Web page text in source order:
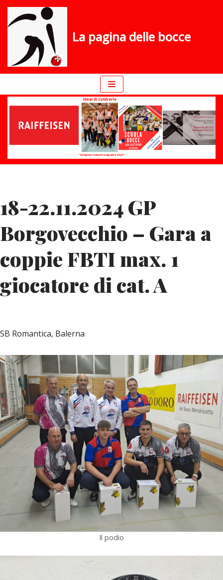
Vai
contenuto
La pagina delle bocce
18-22.11.2024 GP
Borgovecchio – Gara a
coppie FBTI max. 1
giocatore di cat. A
SB Romantica, Balerna
Il podio